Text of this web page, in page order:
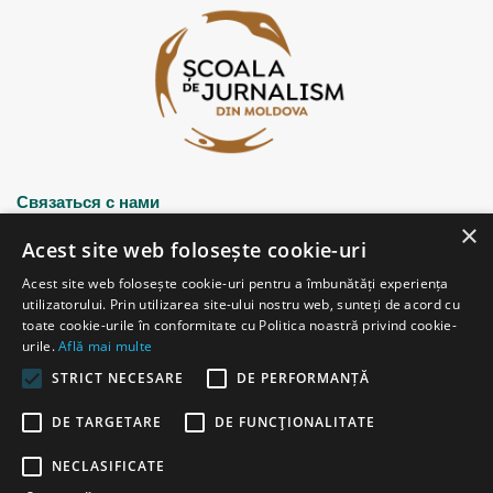
Связаться с нами
Strada Șciusev, 53
2012 Chișinău, Republica Moldova
tel: (+373 22) 213652, 227539
fax: (+373 22) 226681
Email: redactia@ijc.md
×
Acest site web folosește cookie-uri
Acest site web folosește cookie-uri pentru a îmbunătăți experiența
utilizatorului. Prin utilizarea site-ului nostru web, sunteți de acord cu
toate cookie-urile în conformitate cu Politica noastră privind cookie-
urile.Află mai multe
STRICT NECESARE
DE PERFORMANȚĂ
DE TARGETARE DE FUNCŢIONALITATE
NECLASIFICATE